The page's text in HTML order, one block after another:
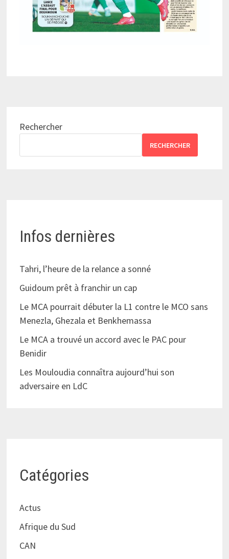
Rechercher
RECHERCHER
Infos dernières
Tahri, l’heure de la relance a sonné
Guidoum prêt à franchir un cap
Le MCA pourrait débuter la L1 contre le MCO sans
Menezla, Ghezala et Benkhemassa
Le MCA a trouvé un accord avec le PAC pour
Benidir
Les Mouloudia connaîtra aujourd’hui son
adversaire en LdC
Catégories
Actus
Afrique du Sud
CAN